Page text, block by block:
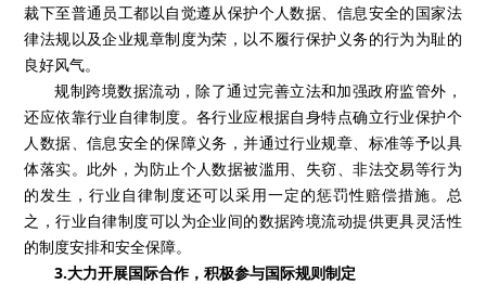
裁下至普通员工都以自觉遵从保护个人数据、信息安全的国家法
律法规以及企业规章制度为荣，以不履行保护义务的行为为耻的
良好风气。
规制跨境数据流动，除了通过完善立法和加强政府监管外，
还应依靠行业自律制度。各行业应根据自身特点确立行业保护个
人数据、信息安全的保障义务，并通过行业规章、标准等予以具
体落实。此外，为防止个人数据被滥用、失窃、非法交易等行为
的发生，行业自律制度还可以采用一定的惩罚性赔偿措施。总
之，行业自律制度可以为企业间的数据跨境流动提供更具灵活性
的制度安排和安全保障。
3.大力开展国际合作，积极参与国际规则制定